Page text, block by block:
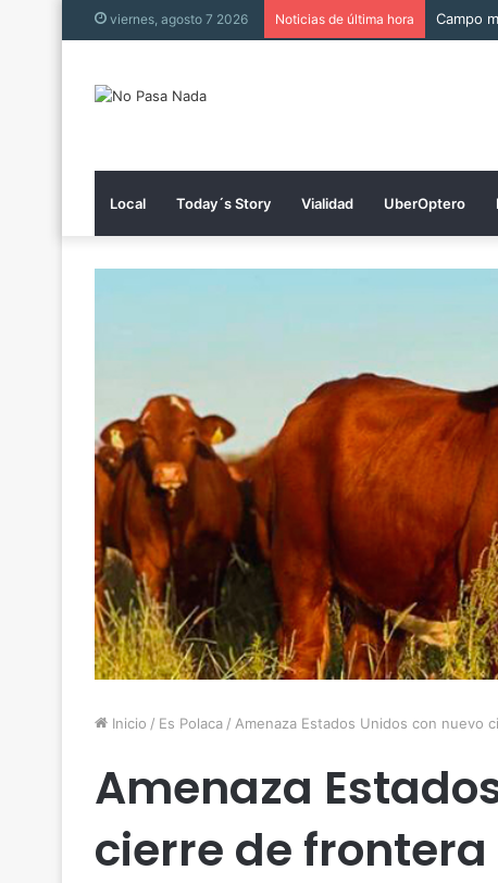
viernes, agosto 7 2026 Noticias de última hora Campo
Local Today´s Story Vialidad UberOptero
Inicio / Es Polaca / Amenaza Estados Unidos con nuevo
Amenaza
cierre de